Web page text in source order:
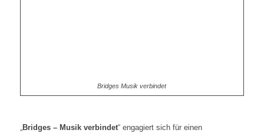
Bridges Musik verbindet
„Bridges – Musik verbindet“ engagiert sich für einen